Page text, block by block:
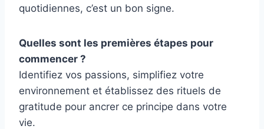
quotidiennes, c’est un bon signe.
Quelles sont les premières étapes pour
commencer ?
Identifiez vos passions, simplifiez votre
environnement et établissez des rituels de
gratitude pour ancrer ce principe dans votre
vie.